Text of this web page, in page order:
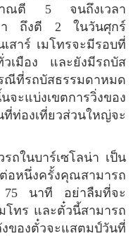
มาณตี 5 จนถึงเวลา
ดา ถึงตี 2 ในวันศุกร์
สาร์ เมโทรจะมีรอบที่
เมือง และยังมีรถบัส
ที่รถบัสธรรมดาหมด
ะแบ่งเขตการวิ่งของ
ท่องเที่ยวส่วนใหญ่จะ
รถในบาร์เซโลน่า เป็น
อหนึ่งครั้งคุณสามารถ
75 นาที อย่าลืมที่จะ
โทร และตั๋วนี้สามารถ
องตั๋วจะแสตมป์วันที่